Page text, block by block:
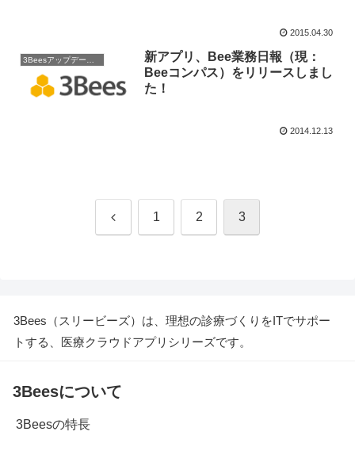
2015.04.30
新アプリ、Bee業務日報（現：
Beeコンパス）をリリースしまし
た！
2014.12.13
前 1 2 3
3Bees（スリービーズ）は、理想の診療づくりをITでサポー
トする、医療クラウドアプリシリーズです。
3Beesについて
3Beesの特長